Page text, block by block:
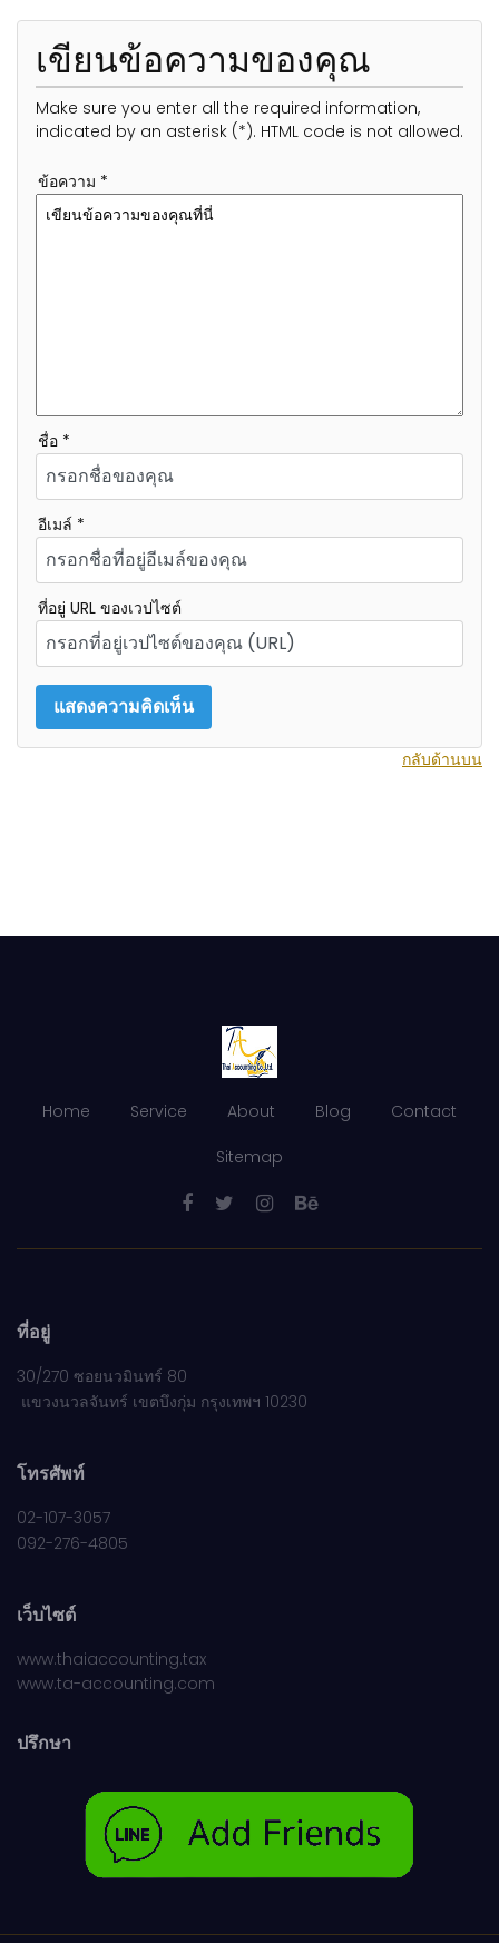
เขียนข้อความของคุณ
Make sure you enter all the required information,
indicated by an asterisk (*). HTML code is not allowed.
ข้อความ *
ชื่อ *
อีเมล์ *
ที่อยู่ URL ของเวปไซต์
กลับด้านบน
Home Service About Blog Contact
Sitemap
ที่อยู่
30/270 ซอยนวมินทร์ 80
แขวงนวลจันทร์ เขตบึงกุ่ม กรุงเทพฯ 10230
โทรศัพท์
02-107-3057
092-276-4805
เว็บไซต์
www.thaiaccounting.tax
www.ta-accounting.com
ปรึกษา